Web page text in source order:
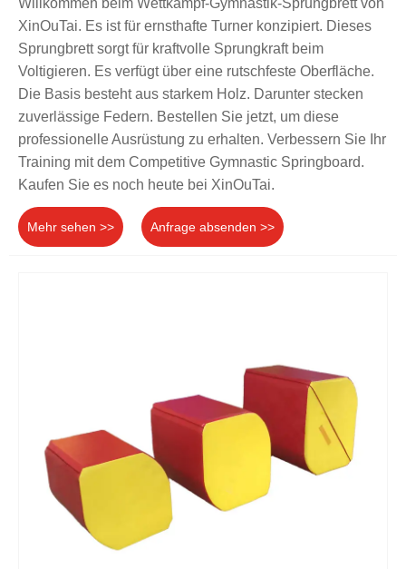
XinOuTai. Es ist für ernsthafte Turner konzipiert. Dieses
Sprungbrett sorgt für kraftvolle Sprungkraft beim
Voltigieren. Es verfügt über eine rutschfeste Oberfläche.
Die Basis besteht aus starkem Holz. Darunter stecken
zuverlässige Federn. Bestellen Sie jetzt, um diese
professionelle Ausrüstung zu erhalten. Verbessern Sie Ihr
Training mit dem Competitive Gymnastic Springboard.
Kaufen Sie es noch heute bei XinOuTai.
Mehr sehen >> Anfrage absenden >>